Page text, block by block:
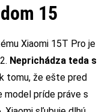
15
Xiaomi 15T Pro je
Neprichádza teda s
tomu, že ešte pred
model príde práve s